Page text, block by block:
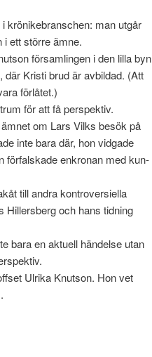
krönike­bran­schen: man utgår
i ett större ämne.
för­sam­lin­gen i den lilla byn
Kristi brud är avbil­dad. (Att
för­låtet.)
för att få per­spek­tiv.
om Lars Vilks besök på
inte bara där, hon vidgade
för­fal­skade enkro­nan med kun­
till andra kon­tro­ver­siella
Hillers­berg och hans tid­ning
bara en aktuell hän­delse utan
Ulrika Knut­son. Hon vet